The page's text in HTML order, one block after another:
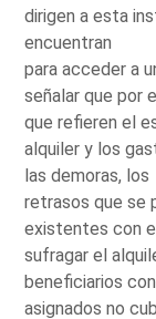
dirigen a esta
encuentran
para acceder a
señalar que por
que refieren el
alquiler y los
las demoras, los
retrasos que se
existentes con
sufragar el
beneficiarios
asignados no